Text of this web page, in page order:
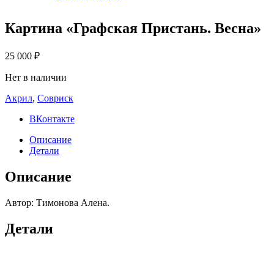
Картина «Графская Пристань. Весна»
25 000 ₽
Нет в наличии
Акрил, Совриск
ВКонтакте
Описание
Детали
Описание
Автор: Тимонова Алена.
Детали